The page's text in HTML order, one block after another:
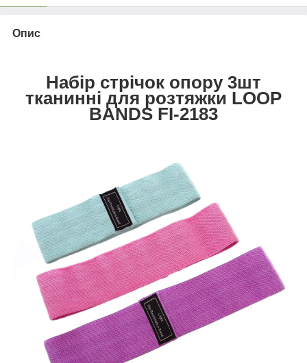
Опис
Набір стрічок опору 3шт
тканинні для розтяжки LOOP
BANDS FI-2183